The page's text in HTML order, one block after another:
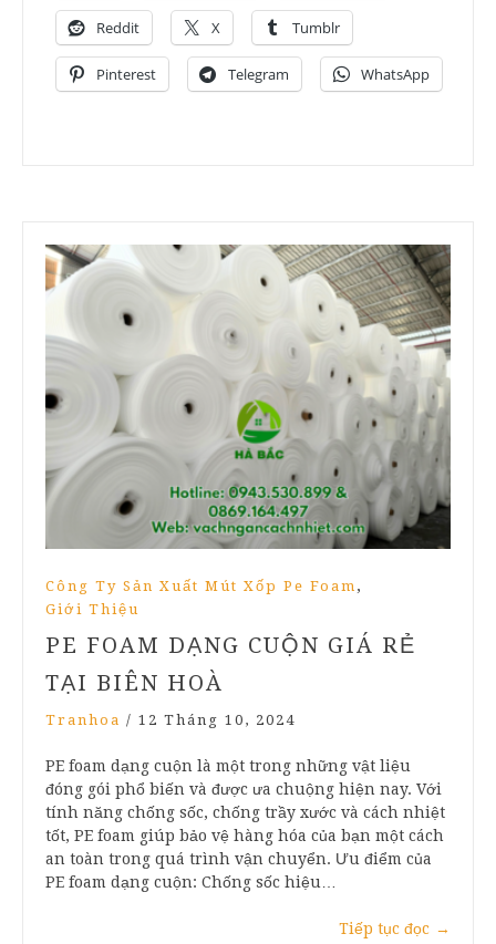
Reddit X Tumblr
Pinterest Telegram WhatsApp
Công Ty Sản Xuất Mút Xốp Pe Foam ,
Giới Thiệu
PE FOAM DẠNG CUỘN GIÁ RẺ
TẠI BIÊN HOÀ
Tranhoa / 12 Tháng 10, 2024
PE foam dạng cuộn là một trong những vật liệu
đóng gói phổ biến và được ưa chuộng hiện nay. Với
tính năng chống sốc, chống trầy xước và cách nhiệt
tốt, PE foam giúp bảo vệ hàng hóa của bạn một cách
an toàn trong quá trình vận chuyển. Ưu điểm của
PE foam dạng cuộn: Chống sốc hiệu…
Tiếp tục đọc →